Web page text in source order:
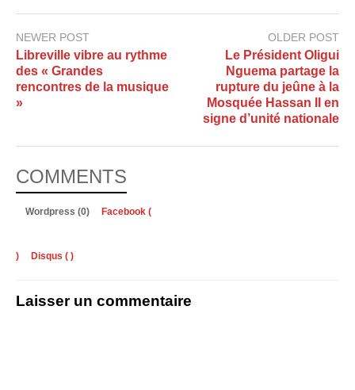
NEWER POST
Libreville vibre au rythme
des « Grandes
rencontres de la musique
»
OLDER POST
Le Président Oligui
Nguema partage la
rupture du jeûne à la
Mosquée Hassan II en
signe d’unité nationale
COMMENTS
Wordpress (0) Facebook (
) Disqus ( )
Laisser un commentaire